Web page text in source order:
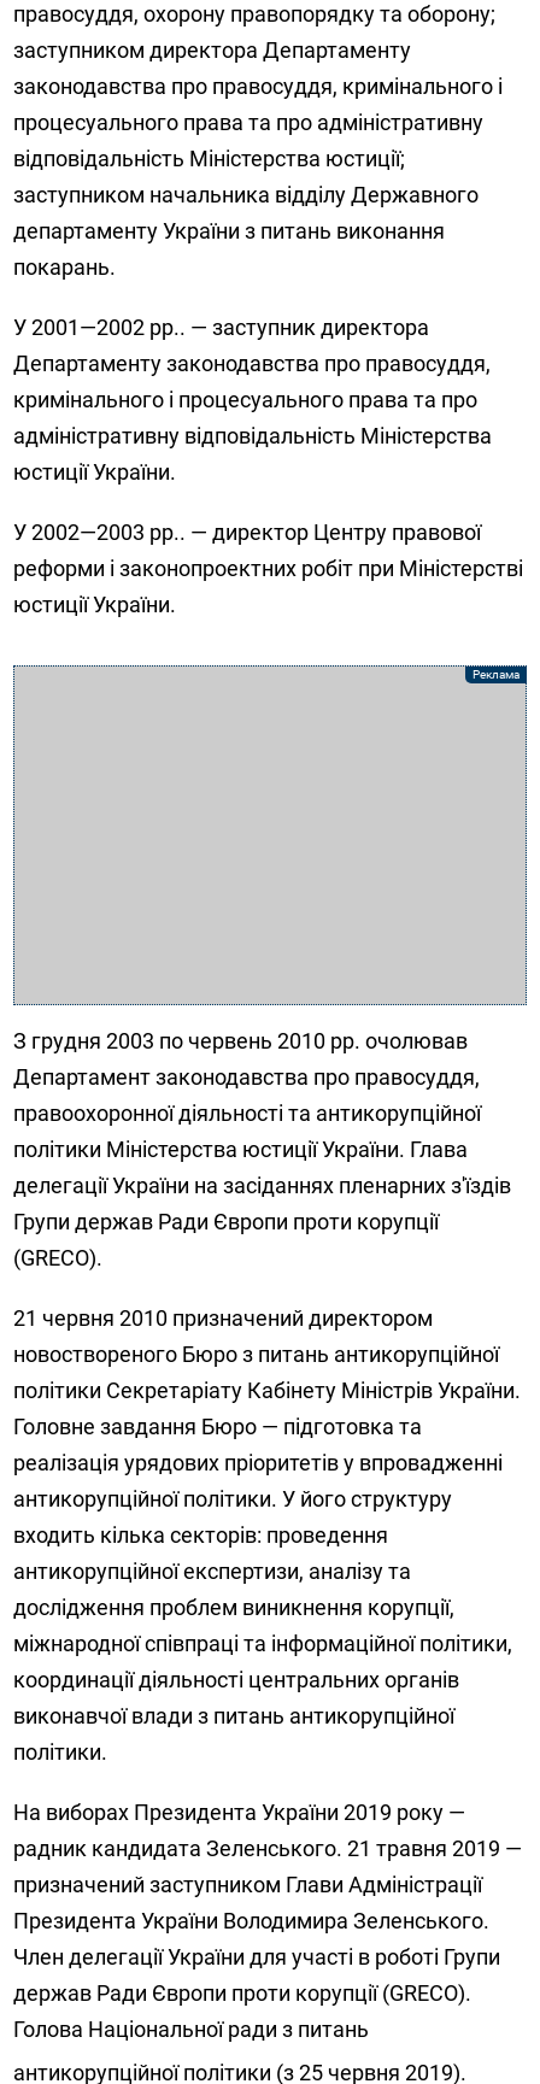
правосуддя, охорону правопорядку та оборону;
заступником директора Департаменту
законодавства про правосуддя, кримінального і
процесуального права та про адміністративну
відповідальність Міністерства юстиції;
заступником начальника відділу Державного
департаменту України з питань виконання
покарань.
У 2001—2002 рр.. — заступник директора
Департаменту законодавства про правосуддя,
кримінального і процесуального права та про
адміністративну відповідальність Міністерства
юстиції України.
У 2002—2003 рр.. — директор Центру правової
реформи і законопроектних робіт при Міністерстві
юстиції України.
З грудня 2003 по червень 2010 рр. очолював
Департамент законодавства про правосуддя,
правоохоронної діяльності та антикорупційної
політики Міністерства юстиції України. Глава
делегації України на засіданнях пленарних з'їздів
Групи держав Ради Європи проти корупції
(GRECO).
21 червня 2010 призначений директором
новоствореного Бюро з питань антикорупційної
політики Секретаріату Кабінету Міністрів України.
Головне завдання Бюро — підготовка та
реалізація урядових пріоритетів у впровадженні
антикорупційної політики. У його структуру
входить кілька секторів: проведення
антикорупційної експертизи, аналізу та
дослідження проблем виникнення корупції,
міжнародної співпраці та інформаційної політики,
координації діяльності центральних органів
виконавчої влади з питань антикорупційної
політики.
На виборах Президента України 2019 року —
радник кандидата Зеленського. 21 травня 2019 —
призначений заступником Глави Адміністрації
Президента України Володимира Зеленського.
Член делегації України для участі в роботі Групи
держав Ради Європи проти корупції (GRECO).
Голова Національної ради з питань
антикорупційної політики (з 25 червня 2019).